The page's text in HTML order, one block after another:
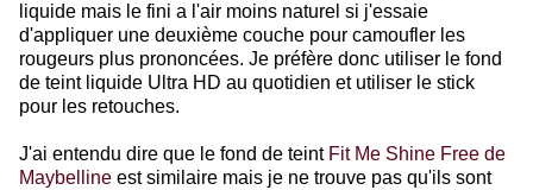
liquide mais le fini a l'air moins naturel si j'essaie
d'appliquer une deuxième couche pour camoufler les
rougeurs plus prononcées. Je préfère donc utiliser le fond
de teint liquide Ultra HD au quotidien et utiliser le stick
pour les retouches.
J'ai entendu dire que le fond de teint Fit Me Shine Free de
Maybelline est similaire mais je ne trouve pas qu'ils sont